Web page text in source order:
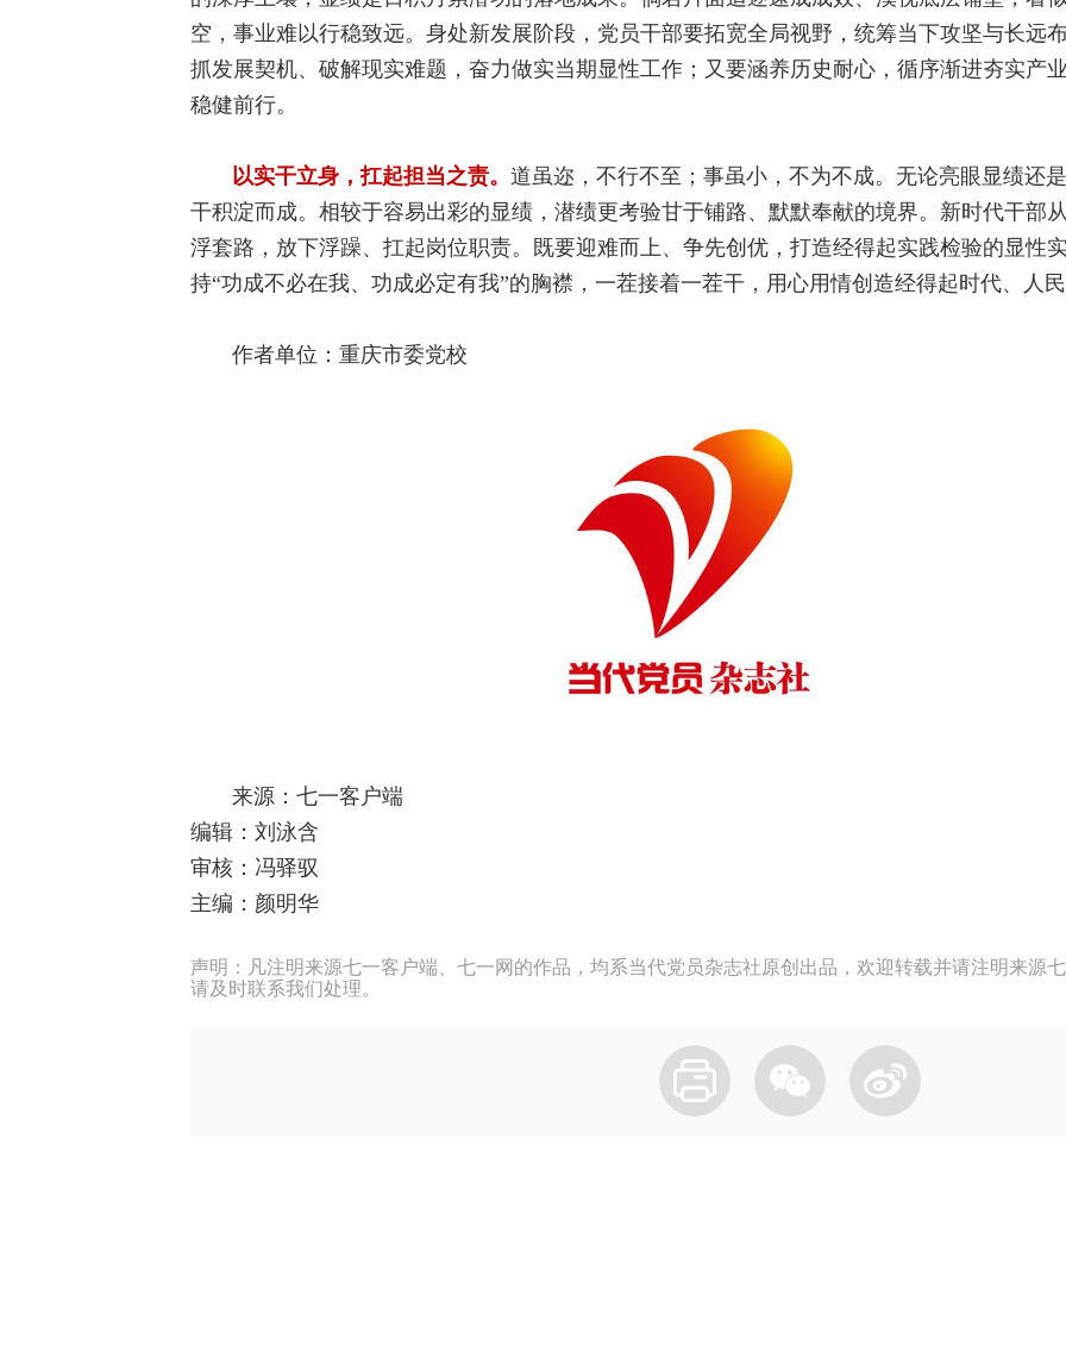
空，事业难以行稳致远。身处新发展阶段，党员干部要拓宽全局视野，统筹当下攻坚与长远
抓发展契机、破解现实难题，奋力做实当期显性工作；又要涵养历史耐心，循序渐进夯实产
稳健前行。
以实干立身，扛起担当之责。 道虽迩，不行不至；事虽小，不为不成。无论亮眼显绩还
干积淀而成。相较于容易出彩的显绩，潜绩更考验甘于铺路、默默奉献的境界。新时代干部
浮套路，放下浮躁、扛起岗位职责。既要迎难而上、争先创优，打造经得起实践检验的显性
持“功成不必在我、功成必定有我”的胸襟，一茬接着一茬干，用心用情创造经得起时代、人
作者单位：重庆市委党校
来源：七一客户端
编辑：刘泳含
审核：冯驿驭
主编：颜明华
声明：凡注明来源七一客户端、七一网的作品，均系当代党员杂志社原创出品，欢迎转载并请注明来源
请及时联系我们处理。